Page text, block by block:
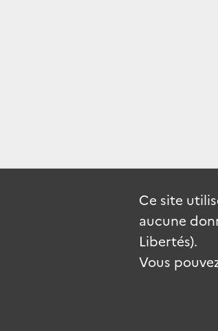
Ce site
aucune
Libertés).
Vous